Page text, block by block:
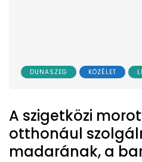
DUNASZEG KÖZÉLET
A szigetközi
otthonául
madarának, a